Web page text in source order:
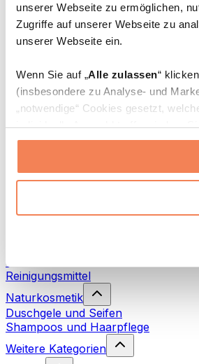
unserer Webseite zu ermöglichen,
Zugriffe auf unserer Webseite zu
unserer Webseite ein.
Wenn Sie auf „Alle zulassen“
(insbesondere zu Analyse- und
„notwendige“ Cookies gesetzt,
individuelle Auswahl treffen, indem
erlauben“ klicken.
Weitere Informationen über die
Taschen & Rucksäcke
Essenstaschen und Meal-Prep-
Sporttaschen
Zubehör nach Aktivität
Laufen
Kampfsport
Yoga & Pilates
Wandern
Rotlichttherapie
Waschmittel
Reinigungsmittel
Naturkosmetik
Duschgele und Seifen
Shampoos und Haarpflege
Weitere Kategorien